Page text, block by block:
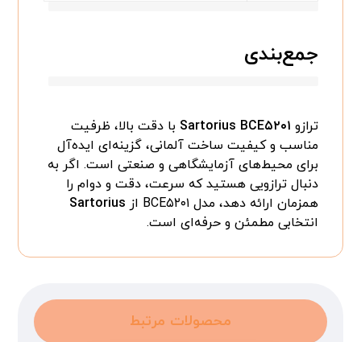
جمع‌بندی
ترازو Sartorius BCE۵۲۰۱ با دقت بالا، ظرفیت
مناسب و کیفیت ساخت آلمانی، گزینه‌ای ایده‌آل
برای محیط‌های آزمایشگاهی و صنعتی است. اگر به
دنبال ترازویی هستید که سرعت، دقت و دوام را
همزمان ارائه دهد، مدل BCE۵۲۰۱ از
Sartorius
انتخابی مطمئن و حرفه‌ای است.
محصولات مرتبط